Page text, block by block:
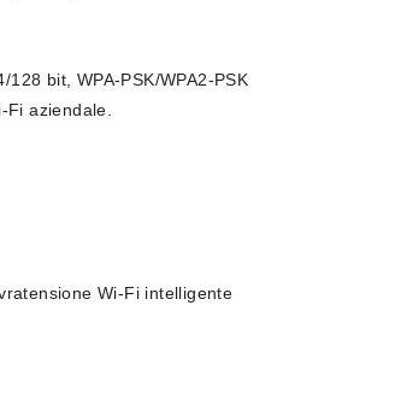
128 bit, WPA-PSK/WPA2-PSK
Fi aziendale.
Wi-Fi intelligente